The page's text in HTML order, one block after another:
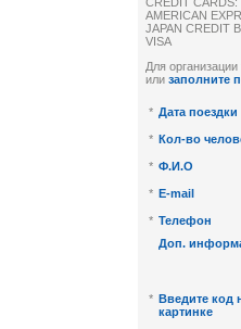
CREDIT CARDS:
AMERICAN
JAPAN CREDIT
VISA
Для организации
или заполните
* Дата поездки
* Кол-во
* Ф.И.О
* E-mail
* Телефон
Доп.
* Введите код
картинке